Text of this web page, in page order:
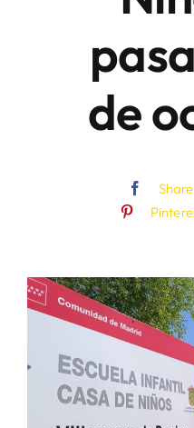
de
Share